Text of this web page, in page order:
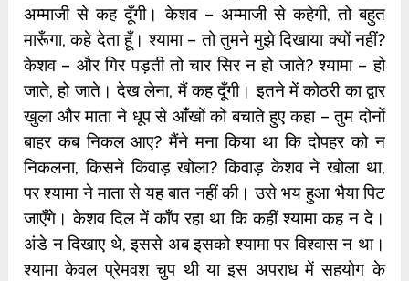
अम्माजी से कह दूँगी। केशव – अम्माजी से कहेगी, तो बहुत
मारूँगा, कहे देता हूँ। श्‍यामा – तो तुमने मुझे दिखाया क्‍यों नहीं?
केशव – और गिर पड़ती तो चार सिर न हो जाते? श्‍यामा – हो
जाते, हो जाते। देख लेना, मैं कह दूँगी। इतने में कोठरी का द्वार
खुला और माता ने धूप से आँखों को बचाते हुए कहा – तुम दोनों
बाहर कब निकल आए? मैंने मना किया था कि दोपहर को न
निकलना, किसने किवाड़ खोला? किवाड़ केशव ने खोला था,
पर श्‍यामा ने माता से यह बात नहीं की। उसे भय हुआ भैया पिट
जाएँगे। केशव दिल में काँप रहा था कि कहीं श्‍यामा कह न दे।
अंडे न दिखाए थे, इससे अब इसको श्‍यामा पर विश्‍वास न था।
श्‍यामा केवल प्रेमवश चुप थी या इस अपराध में सहयोग के